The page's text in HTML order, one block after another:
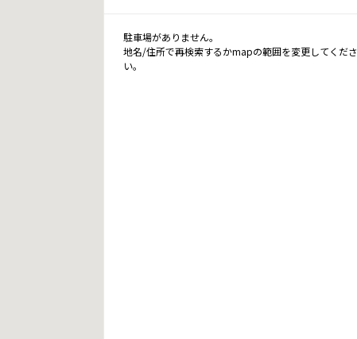
駐車場がありません。
地名/住所で再検索するかmapの範囲を変更してくださ
い。